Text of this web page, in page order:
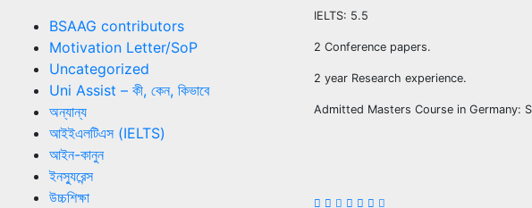
BSAAG contributors
Motivation Letter/SoP
Uncategorized
Uni Assist – কী, কেন, কিভাবে
অন্যান্য
আইইএলটিএস (IELTS)
আইন-কানুন
ইনস্যুরেন্স
উচ্চশিক্ষা
IELTS: 5.5
2 Conference papers.
2 year Research experience.
Admitted Masters Course in Germany: